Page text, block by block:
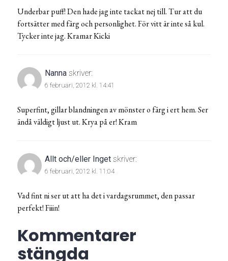
Underbar puff! Den hade jag inte tackat nej till. Tur att du
fortsätter med färg och personlighet. För vitt är inte så kul.
Tycker inte jag. Kramar Kicki
Nanna skriver:
6 februari, 2012 kl. 14:41
Superfint, gillar blandningen av mönster o färg i ert hem. Ser
ändå väldigt ljust ut. Krya på er! Kram
Allt och/eller Inget skriver:
6 februari, 2012 kl. 11:04
Vad fint ni ser ut att ha det i vardagsrummet, den passar
perfekt! Fiiin!
Kommentarer
stängda